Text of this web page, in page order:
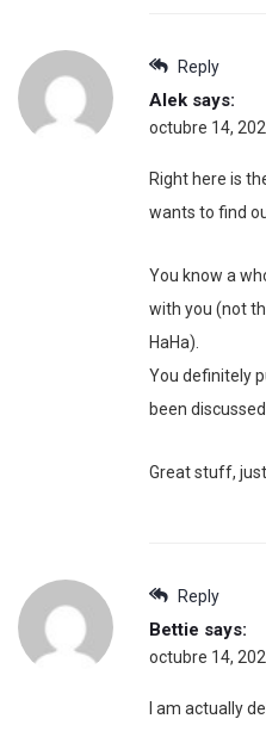
Reply
Alek says:
octubre 14,
Right here is
wants to find
You know a
with you (not
HaHa).
You definitely
been
Great stuff,
Reply
Bettie says:
octubre 14,
I am actually